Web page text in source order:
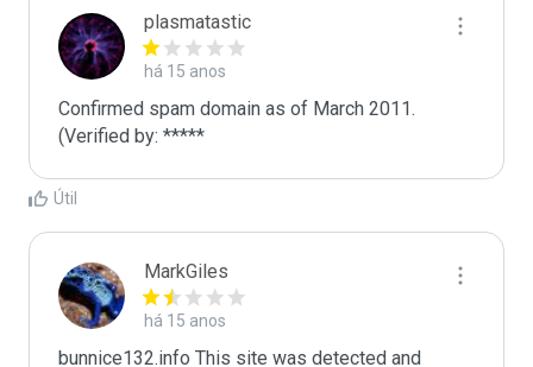
plasmatastic
há 15 anos
Confirmed spam domain as of March 2011.
(Verified by: *****
Útil
MarkGiles
há 15 anos
bunnice132.info This site was detected and